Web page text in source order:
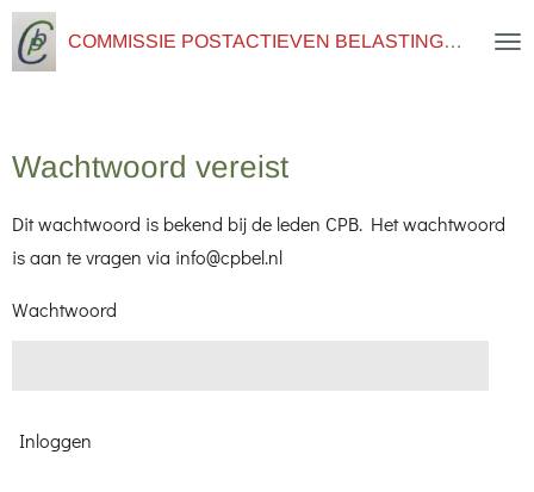
Ga
direct
hoofdinhoud
COMMISSIE POSTACTIEVEN BELASTINGDIENST
Wachtwoord vereist
Dit wachtwoord is bekend bij de leden CPB. Het wachtwoord
is aan te vragen via info@cpbel.nl
Wachtwoord
Inloggen